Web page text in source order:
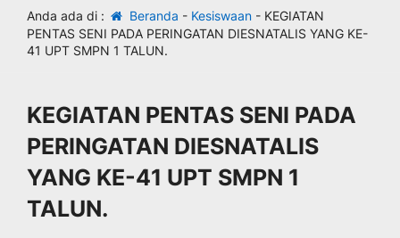
Anda ada di : Beranda - Kesiswaan- KEGIATAN
PENTAS SENI PADA PERINGATAN DIESNATALIS YANG KE-
41 UPT SMPN 1 TALUN.
KEGIATAN PENTAS SENI PADA
PERINGATAN DIESNATALIS
YANG KE-41 UPT SMPN 1
TALUN.